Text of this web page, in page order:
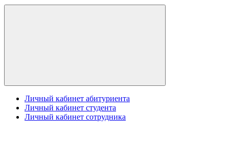
Личный кабинет абитуриента
Личный кабинет студента
Личный кабинет сотрудника